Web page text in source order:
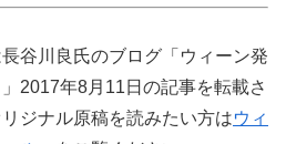
谷川良氏のブログ「ウィーン発
2017年8月11日の記事を転載さ
ジナル原稿を読みたい方はウィ